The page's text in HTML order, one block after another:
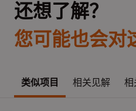
还想了解？
您可能也会对
类似项目 相关见解 相